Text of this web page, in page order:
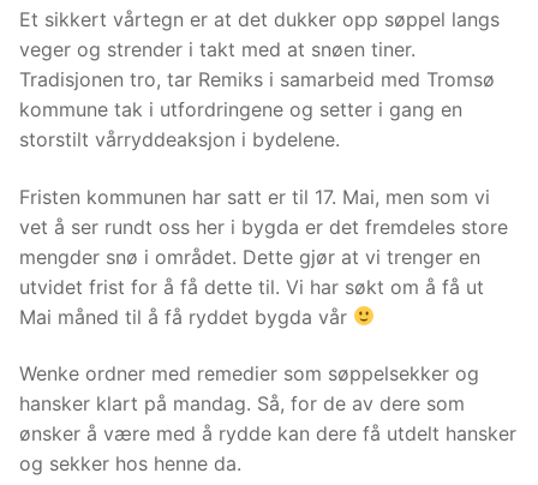
Et sikkert vårtegn er at det dukker opp søppel langs
veger og strender i takt med at snøen tiner.
Tradisjonen tro, tar Remiks i samarbeid med Tromsø
kommune tak i utfordringene og setter i gang en
storstilt vårryddeaksjon i bydelene.
Fristen kommunen har satt er til 17. Mai, men som vi
vet å ser rundt oss her i bygda er det fremdeles store
mengder snø i området. Dette gjør at vi trenger en
utvidet frist for å få dette til. Vi har søkt om å få ut
Mai måned til å få ryddet bygda vår
Wenke ordner med remedier som søppelsekker og
hansker klart på mandag. Så, for de av dere som
ønsker å være med å rydde kan dere få utdelt hansker
og sekker hos henne da.